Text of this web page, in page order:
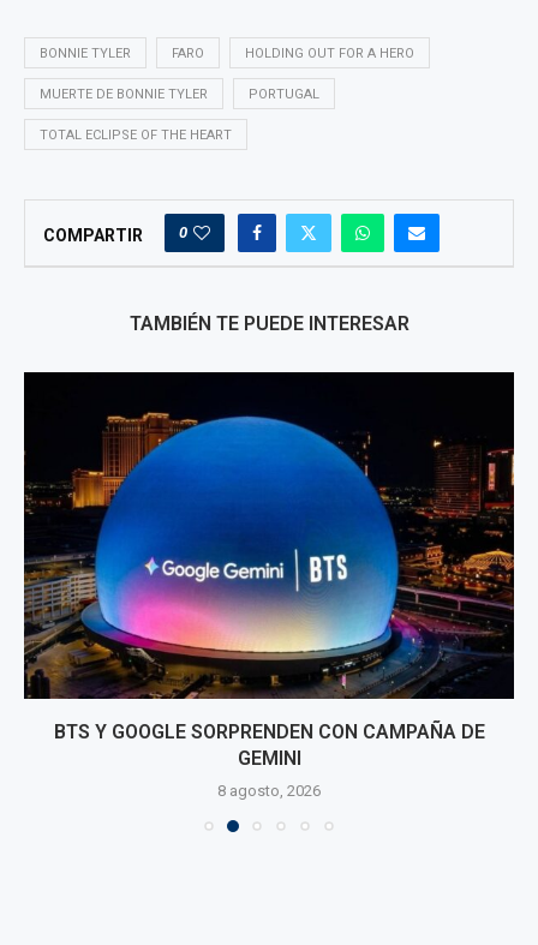
BONNIE TYLER FARO HOLDING OUT FOR A HERO
MUERTE DE BONNIE TYLER PORTUGAL
TOTAL ECLIPSE OF THE HEART
COMPARTIR 0
TAMBIÉN TE PUEDE INTERESAR
BTS Y GOOGLE SORPRENDEN CON CAMPAÑA DE
GEMINI
8 agosto, 2026